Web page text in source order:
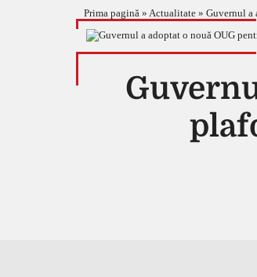
Prima pagină » Actualitate » Guvernul a